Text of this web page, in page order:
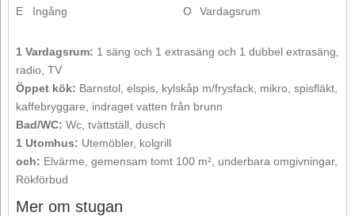
E
Ingång
O
Vardagsrum
1 Vardagsrum: 1 säng och 1 extrasäng och 1 dubbel extrasäng,
radio, TV
Öppet kök: Barnstol, elspis, kylskåp m/frysfack, mikro, spisfläkt,
kaffebryggare, indraget vatten från brunn
Bad/WC: Wc, tvättställ, dusch
1 Utomhus: Utemöbler, kolgrill
och: Elvärme, gemensam tomt 100 m², underbara omgivningar,
Rökförbud
Mer om stugan